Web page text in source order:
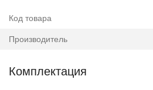
Код товара
Производитель
Комплектация